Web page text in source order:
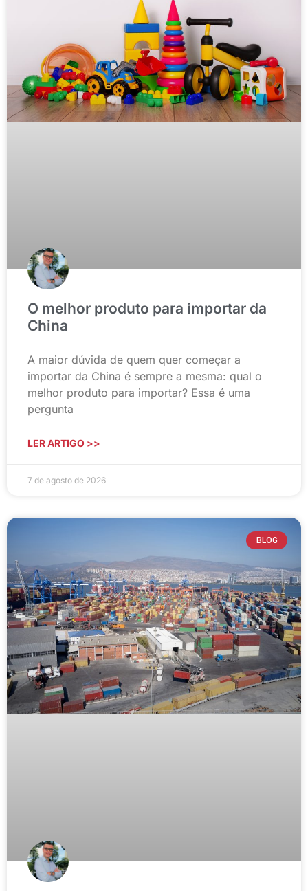
O melhor produto para importar da
China
A maior dúvida de quem quer começar a
importar da China é sempre a mesma: qual o
melhor produto para importar? Essa é uma
pergunta
LER ARTIGO >>
7 de agosto de 2026
BLOG